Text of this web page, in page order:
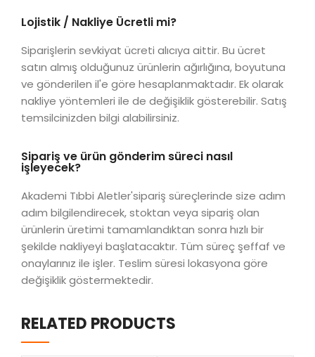
Lojistik / Nakliye Ücretli mi?
Siparişlerin sevkiyat ücreti alıcıya aittir. Bu ücret
satın almış olduğunuz ürünlerin ağırlığına, boyutuna
ve gönderilen il'e göre hesaplanmaktadır. Ek olarak
nakliye yöntemleri ile de değişiklik gösterebilir. Satış
temsilcinizden bilgi alabilirsiniz.
Sipariş ve ürün gönderim süreci nasıl
işleyecek?
Akademi Tıbbi Aletler'sipariş süreçlerinde size adım
adım bilgilendirecek, stoktan veya sipariş olan
ürünlerin üretimi tamamlandıktan sonra hızlı bir
şekilde nakliyeyi başlatacaktır. Tüm süreç şeffaf ve
onaylarınız ile işler. Teslim süresi lokasyona göre
değişiklik göstermektedir.
RELATED PRODUCTS